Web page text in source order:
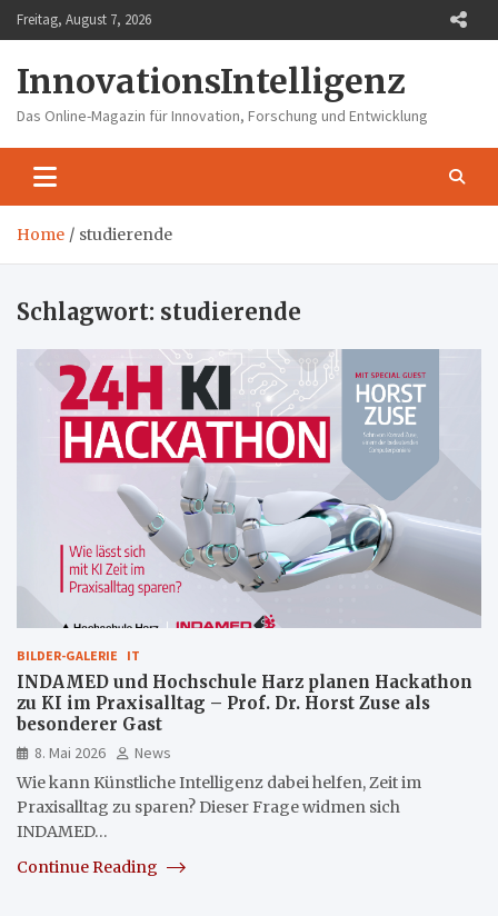
Skip
to
Freitag, August 7, 2026
InnovationsIntelligenz
Das Online-Magazin für Innovation, Forschung und Entwicklung
Home studierende
Schlagwort: studierende
BILDER-GALERIE IT
INDAMED und Hochschule Harz planen Hackathon
zu KI im Praxisalltag – Prof. Dr. Horst Zuse als
besonderer Gast
8. Mai 2026
News
Wie kann Künstliche Intelligenz dabei helfen, Zeit im
Praxisalltag zu sparen? Dieser Frage widmen sich
INDAMED…
Continue Reading